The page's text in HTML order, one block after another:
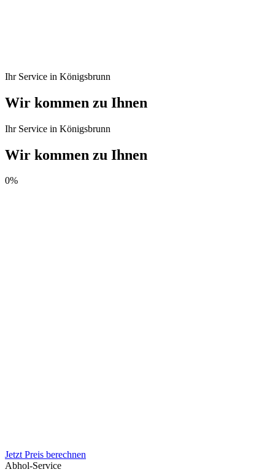
Ihr Service in Königsbrunn
Wir kommen zu Ihnen
Ihr Service in Königsbrunn
Wir kommen zu Ihnen
0%
Jetzt Preis berechnen
Abhol-Service